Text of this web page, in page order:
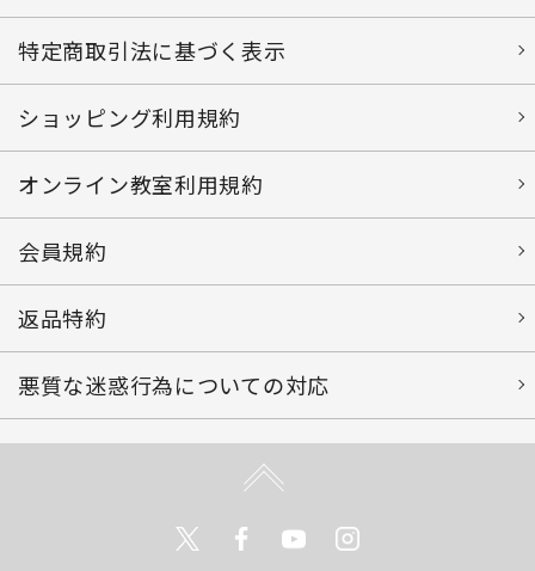
特定商取引法に基づく表示
ショッピング利用規約
オンライン教室利用規約
会員規約
返品特約
悪質な迷惑行為についての対応
TwitterFacebookYoutube